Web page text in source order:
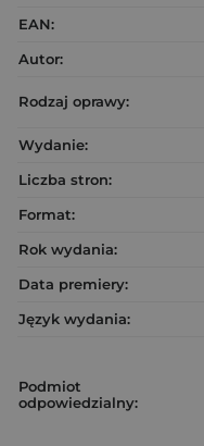
EAN:
Autor:
Rodzaj oprawy:
Wydanie:
Liczba stron:
Format:
Rok wydania:
Data premiery:
Język wydania:
Podmiot
odpowiedzialny: